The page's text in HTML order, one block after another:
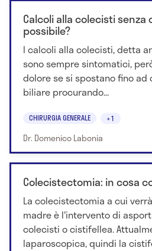
Calcoli alla colecisti senza
possibile?
I calcoli alla colecisti, detta
sono sempre sintomatici,
dolore se si spostano fino
biliare procurando...
CHIRURGIA GENERALE +1
Dr. Domenico Labonia
Colecistectomia: in cosa
La colecistectomia a cui
madre è l'intervento di
colecisti o cistifellea.
laparoscopica, quindi la